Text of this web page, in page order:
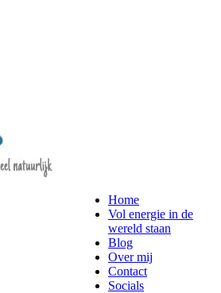
Home
Vol energie in de
wereld staan
Blog
Over mij
Contact
Socials